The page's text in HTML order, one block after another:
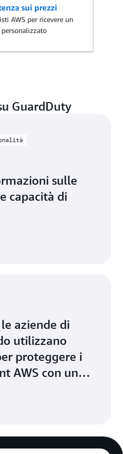
sui prezzi
AWS per ricevere un
GuardDuty
sulle
capacità di
aziende di
utilizzano
proteggere i
AWS con un